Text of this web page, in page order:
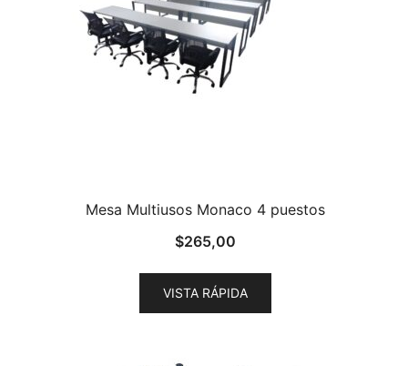
Mesa Multiusos Monaco 4 puestos
$265,00
VISTA RÁPIDA